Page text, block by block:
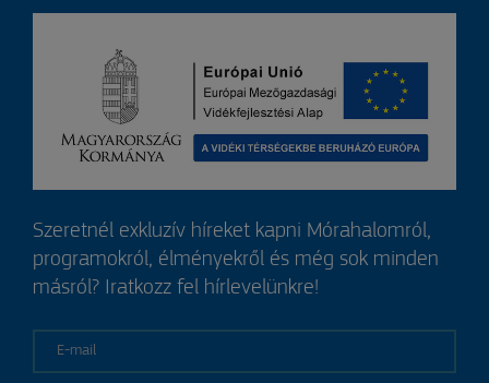
Szeretnél exkluzív híreket kapni Mórahalomról,
programokról, élményekről és még sok minden
másról? Iratkozz fel hírlevelünkre!